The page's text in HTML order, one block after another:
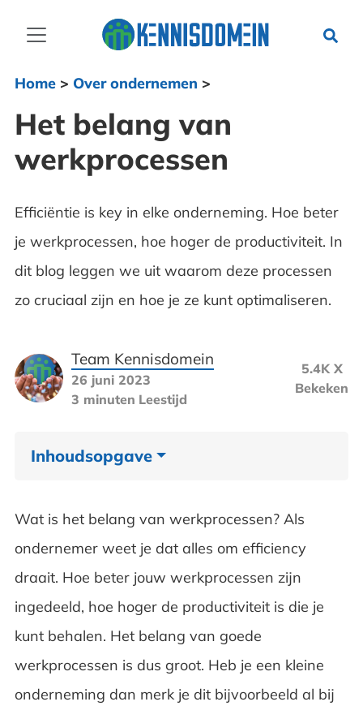
Home> Over ondernemen >
Het belang van
werkprocessen
Efficiëntie is key in elke onderneming. Hoe beter
je werkprocessen, hoe hoger de productiviteit. In
dit blog leggen we uit waarom deze processen
zo cruciaal zijn en hoe je ze kunt optimaliseren.
Team Kennisdomein
26 juni 2023
3 minuten Leestijd
5.4K X
Bekeken
Inhoudsopgave
Werkprocessen en acquisitie
Verder groeien met goede werkprocessen
Wat is het belang van werkprocessen? Als
ondernemer weet je dat alles om efficiency
draait. Hoe beter jouw werkprocessen zijn
ingedeeld, hoe hoger de productiviteit is die je
kunt behalen. Het belang van goede
werkprocessen is dus groot. Heb je een kleine
onderneming dan merk je dit bijvoorbeeld al bij